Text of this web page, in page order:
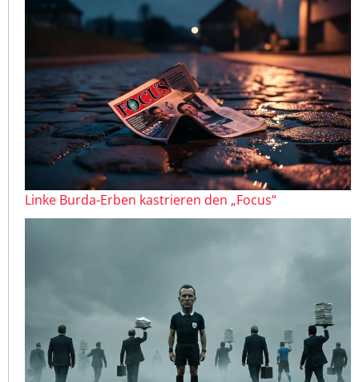
Linke Burda-Erben kastrieren den „Focus“